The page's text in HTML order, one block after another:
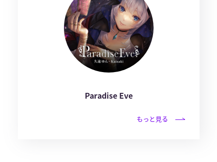
Paradise Eve
もっと見る